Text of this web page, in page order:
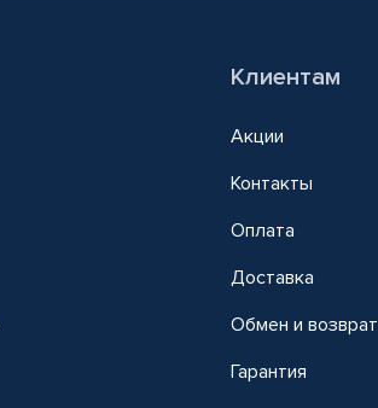
Клиентам
Акции
Контакты
Оплата
Доставка
Обмен и возврат
Гарантия